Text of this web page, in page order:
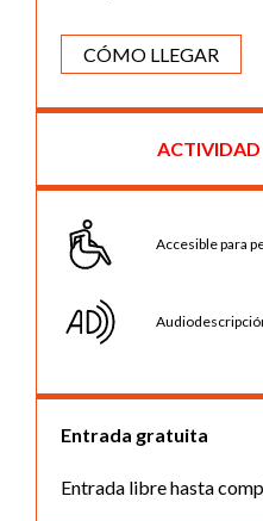
CÓMO LLEGAR
Accesible para
Entrada gratuita
Entrada libre hasta